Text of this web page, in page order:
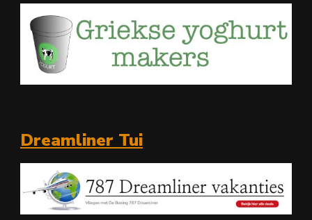
Dreamliner Tui